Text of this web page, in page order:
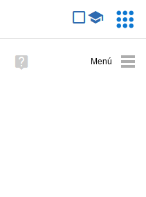
avanzada
Ayuda
(en